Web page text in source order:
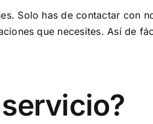
Solo has de contactar con
que necesites. Así de